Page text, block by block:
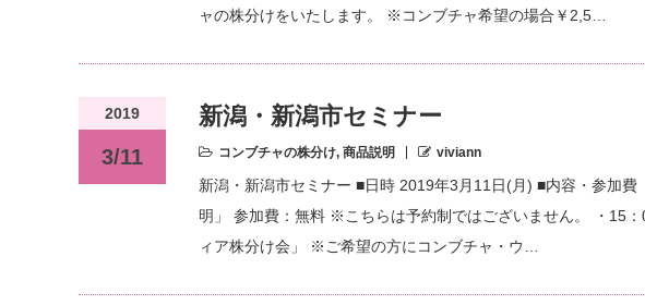
ャの株分けをいたします。 ※コンブチャ希望の場合￥2,5…
2019
3/11
新潟・新潟市セミナー
コンブチャの株分け, 商品説明 viviann
新潟・新潟市セミナー ■日時 2019年3月11日(月) ■内容・参加
明」 参加費：無料 ※こちらは予約制ではございません。 ・15
ィア株分け会」 ※ご希望の方にコンブチャ・ウ…